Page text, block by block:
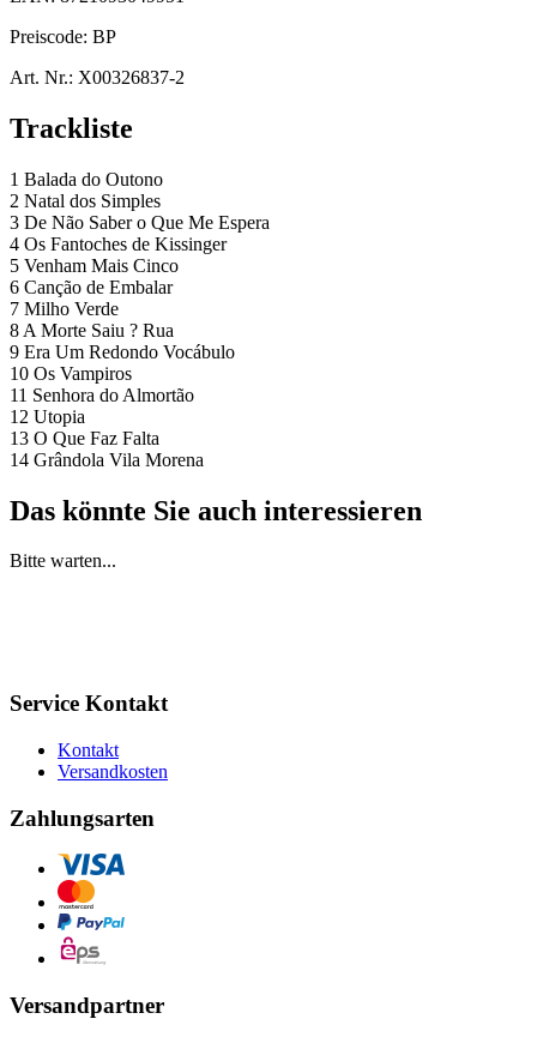
Preiscode: BP
Art. Nr.: X00326837-2
Trackliste
1 Balada do Outono
2 Natal dos Simples
3 De Não Saber o Que Me Espera
4 Os Fantoches de Kissinger
5 Venham Mais Cinco
6 Canção de Embalar
7 Milho Verde
8 A Morte Saiu ? Rua
9 Era Um Redondo Vocábulo
10 Os Vampiros
11 Senhora do Almortão
12 Utopia
13 O Que Faz Falta
14 Grândola Vila Morena
Das könnte Sie auch interessieren
Bitte warten...
Service Kontakt
Kontakt
Versandkosten
Zahlungsarten
Versandpartner